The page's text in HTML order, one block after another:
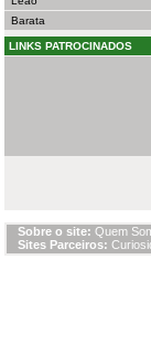
Barata
LINKS PATROCINADOS
Sobre o site: Quem
Sites Parceiros: